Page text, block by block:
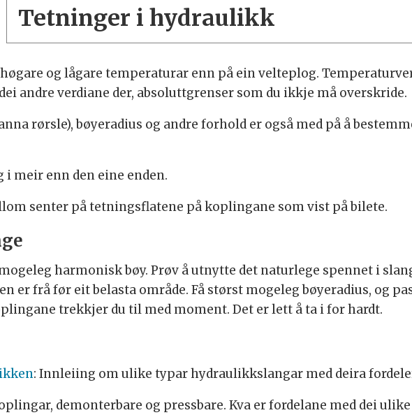
Tetninger i hydraulikk
og lågare temperaturar enn på ein velteplog.
andre verdiane der, absoluttgrenser som du ikkje må overskride.
rørsle), bøyeradius og andre forhold er også med på å
meir enn den eine enden.
senter på tetningsflatene på koplingane som vist på bilete.
harmonisk bøy. Prøv å utnytte det naturlege spennet i
er frå før eit belasta område. Få størst mogeleg bøyeradius, og
trekkjer du til med moment. Det er lett å ta i for hardt.
: Innleiing om ulike typar hydraulikkslangar med deira
demonterbare og pressbare. Kva er fordelane med dei